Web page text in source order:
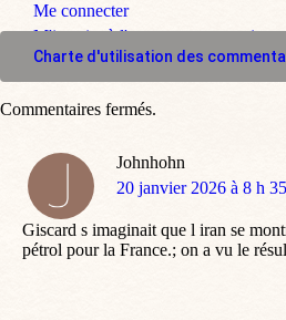
Me connecter
M'inscrire à l'espace commentaire
Charte d'utilisation des
Johnhohn
dit
20 janvier 2026 à 8 h
Giscard s imaginait que l iran se
pétrol pour la France.; on a vu le
Commentaires fermés.